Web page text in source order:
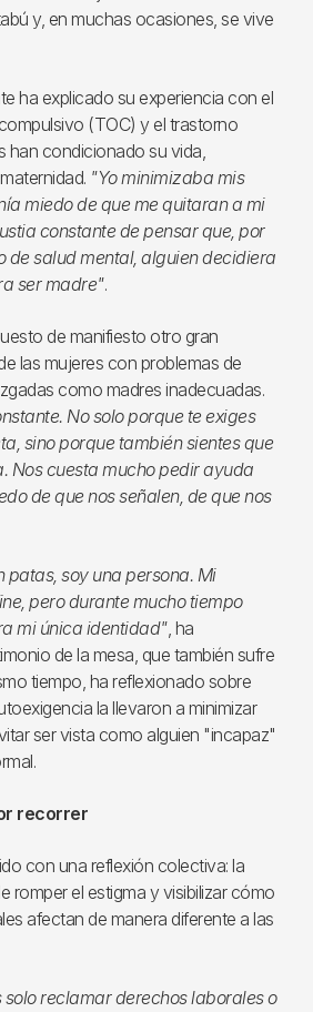
y, en muchas ocasiones, se vive
ha explicado su experiencia con el
(TOC) y el trastorno
han condicionado su vida,
"Yo minimizaba mis
miedo de que me quitaran a mi
constante de pensar que, por
de salud mental, alguien decidiera
ser madre".
de manifiesto otro gran
las mujeres con problemas de
como madres inadecuadas.
No solo porque te exiges
sino porque también sientes que
Nos cuesta mucho pedir ayuda
de que nos señalen, de que nos
patas, soy una persona. Mi
pero durante mucho tiempo
mi única identidad", ha
de la mesa, que también sufre
tiempo, ha reflexionado sobre
la llevaron a minimizar
ser vista como alguien "incapaz"
recorrer
con una reflexión colectiva: la
romper el estigma y visibilizar cómo
afectan de manera diferente a las
solo reclamar derechos laborales o